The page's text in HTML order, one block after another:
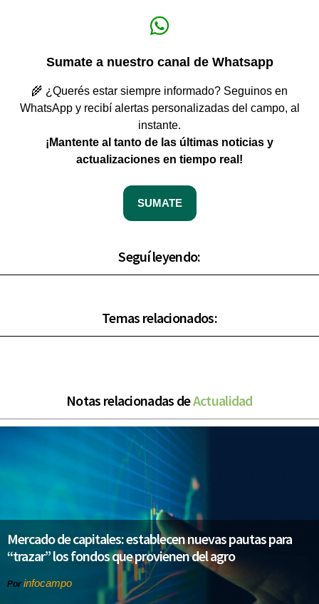
Sumate a nuestro canal de Whatsapp
🌾 ¿Querés estar siempre informado? Seguinos en
WhatsApp y recibí alertas personalizadas del campo, al
instante.
¡Mantente al tanto de las últimas noticias y
actualizaciones en tiempo real!
SUMATE
Seguí leyendo:
Temas relacionados:
Notas relacionadas deActualidad
Mercado de capitales: establecen nuevas pautas para
“trazar” los fondos que provienen del agro
Por infocampo